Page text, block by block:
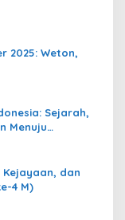
2025: Weton,
Sejarah,
Menuju
Kejayaan, dan
4 M)